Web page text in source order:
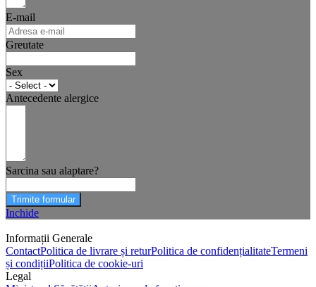
E-mail
Greutate
Sex
Antecedente alergice
Sarcina sau alaptare?
Trimite formular
Inchide
Informații Generale
ContactPolitica de livrare și returPolitica de confidențialitateTermeni
și condițiiPolitica de cookie-uri
Legal